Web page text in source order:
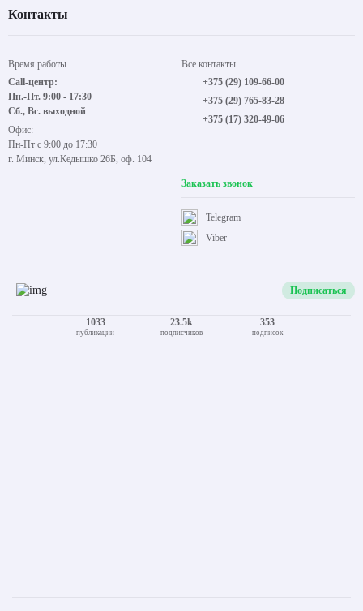
Контакты
Время работы
Call-центр:
Пн.-Пт. 9:00 - 17:30
Сб., Вс. выходной
Офис:
Пн-Пт с 9:00 до 17:30
г. Минск, ул.Кедышко 26Б, оф. 104
Все контакты
+375 (29) 109-66-00
+375 (29) 765-83-28
+375 (17) 320-49-06
Заказать звонок
Viber
Telegram
Подписаться
1033
публикации
23.5k
подписчиков
353
подписок